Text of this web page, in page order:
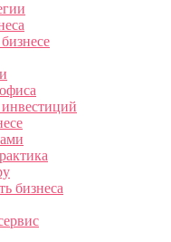
бизнеса